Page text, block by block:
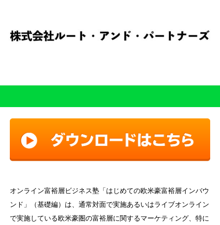
オンライン富裕層ビジネス塾「はじめての欧米豪富裕層インバウ
ンド」（基礎編）は、通常対面で実施あるいはライブオンライン
で実施している欧米豪圏の富裕層に関するマーケティング、特に